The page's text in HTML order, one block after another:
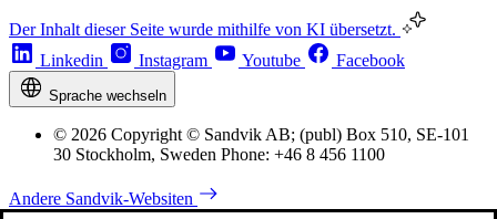
Der Inhalt dieser Seite wurde mithilfe von KI übersetzt.
Linkedin
Instagram Youtube Facebook
Sprache wechseln
© 2026 Copyright © Sandvik AB; (publ) Box 510, SE-101
30 Stockholm, Sweden Phone: +46 8 456 1100
Andere Sandvik-Websiten